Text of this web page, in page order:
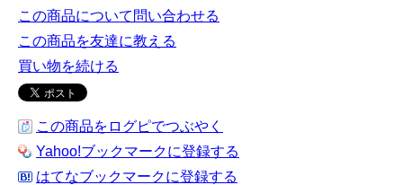
この商品について問い合わせる
この商品を友達に教える
買い物を続ける
この商品をログピでつぶやく
Yahoo!ブックマークに登録する
はてなブックマークに登録する